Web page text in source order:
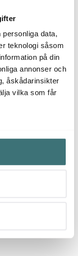
personliga data,
teknologi såsom
på din
annonser och
åskådarinsikter
vilka som får
plats som
meter
skanna den för
när som
annonserna
Stål
kunder